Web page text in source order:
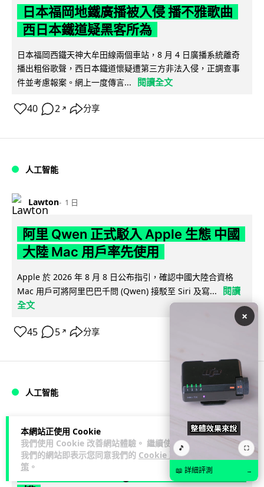
本網站正使用 Cookie
我們使用 Cookie 改善網站體驗。 繼續使用
我們的網站即表示您同意我們的 Cookie 政
策 。
日本福岡地鐵廣播被入侵 播不雅歌曲
西日本鐵道疑黑客所為
日本福岡西鐵天神大牟田線兩個車站，8 月 4 日廣播系統離奇
播出粗俗歌聲，西日本鐵道懷疑遭第三方非法入侵，正調查事
件並考慮報案。網上一度傳言...
閱讀全文
40 2 ↗ 分享
人工智能
Lawton 1 日
阿里 Qwen 正式駁入 Apple 生態 中國
大陸 Mac 用戶率先使用
Apple 於 2026 年 8 月 8 日公布指引，確認中國大陸合資格
Mac 用戶可將阿里巴巴千問 (Qwen) 接駁至 Siri 及寫...
閱讀
全文
45 5 ↗ 分享
人工智能
藍骨 1 日
中國官媒批評 AI 術語濫用英文 稱
「Token」與「Agent」動搖科技話語
×
🎵 ⛶
📖 詳細評測 →